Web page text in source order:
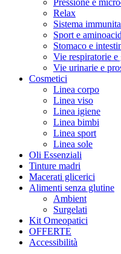
Relax
Sistema
Sport e
Stomaco e
Vie respiratorie e
Vie urinarie e
Cosmetici
Linea corpo
Linea viso
Linea igiene
Linea bimbi
Linea sport
Linea sole
Oli Essenziali
Tinture madri
Macerati glicerici
Alimenti senza glutine
Ambient
Surgelati
Kit Omeopatici
OFFERTE
Accessibilità